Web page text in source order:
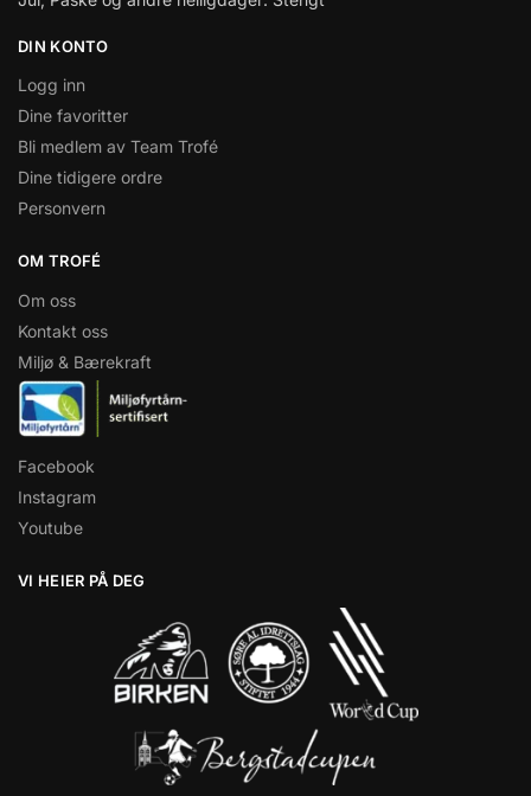
DIN KONTO
Logg inn
Dine favoritter
Bli medlem av Team Trofé
Dine tidigere ordre
Personvern
OM TROFÉ
Om oss
Kontakt oss
Miljø & Bærekraft
Facebook
Instagram
Youtube
VI HEIER PÅ DEG